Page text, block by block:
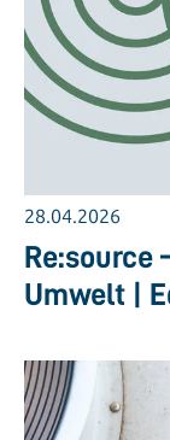
28.04.2026
Re:source
Umwelt |